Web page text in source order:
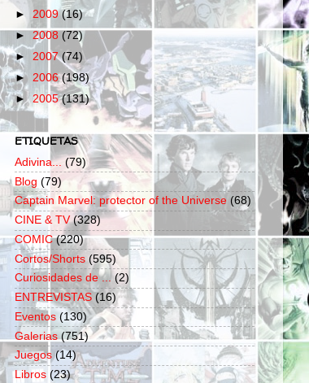
► 2009(16)
► 2008 (72)
► 2007(74)
► 2006(198)
► 2005(131)
ETIQUETAS
Adivina... (79)
Blog (79)
Captain Marvel: protector of the Universe (68)
CINE & TV (328)
COMIC (220)
Cortos/Shorts (595)
Curiosidades de ... (2)
ENTREVISTAS (16)
Eventos (130)
Galerias (751)
Juegos (14)
Libros (23)